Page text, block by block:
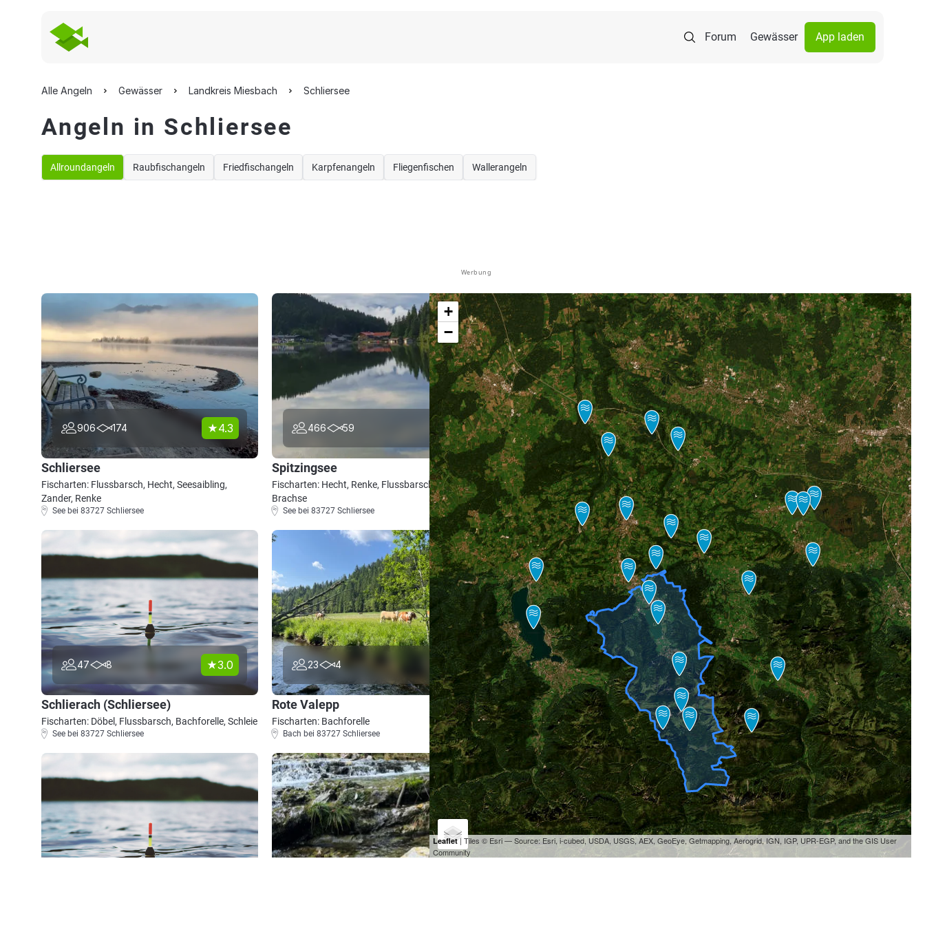
Forum Gewässer App laden
Alle Angeln Gewässer Landkreis Miesbach Schliersee
Angeln in Schliersee
Allroundangeln Raubfischangeln Friedfischangeln Karpfenangeln Fliegenfischen Wallerangeln
Werbung
906 174 4.3
Schliersee
Fischarten: Flussbarsch, Hecht, Seesaibling,
Zander, Renke
See bei 83727 Schliersee
466 59 4.5
Spitzingsee
Fischarten: Hecht, Renke, Flussbarsch, Aal,
Brachse
See bei 83727 Schliersee
47 8 3.0
Schlierach (Schliersee)
Fischarten: Döbel, Flussbarsch, Bachforelle, Schleie
See bei 83727 Schliersee
23 4 2.5
Rote Valepp
Fischarten: Bachforelle
Bach bei 83727 Schliersee
+
−
Leaflet| Tiles © Esri — Source: Esri, i-cubed, USDA, USGS, AEX, GeoEye, Getmapping, Aerogrid, IGN, IGP, UPR-EGP, and the GIS User
Community